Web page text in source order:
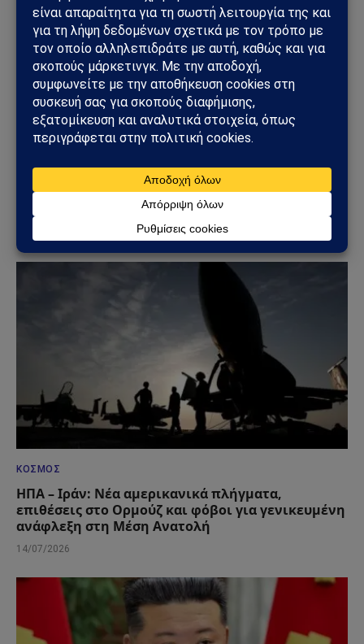
ΚΌΣΜΟΣ
Ουκρανικά drones έπληξαν τη Wildberries: Στόχος
η «καρδιά» της ρωσικής εφοδιαστικής αλυσίδας
ΚΌΣΜΟΣ
ΗΠΑ – Ιράν: Νέα αμερικανικά πλήγματα,
επιθέσεις στο Ορμούζ και φόβοι για γενικευμένη
ανάφλεξη στη Μέση Ανατολή
14/07/2026